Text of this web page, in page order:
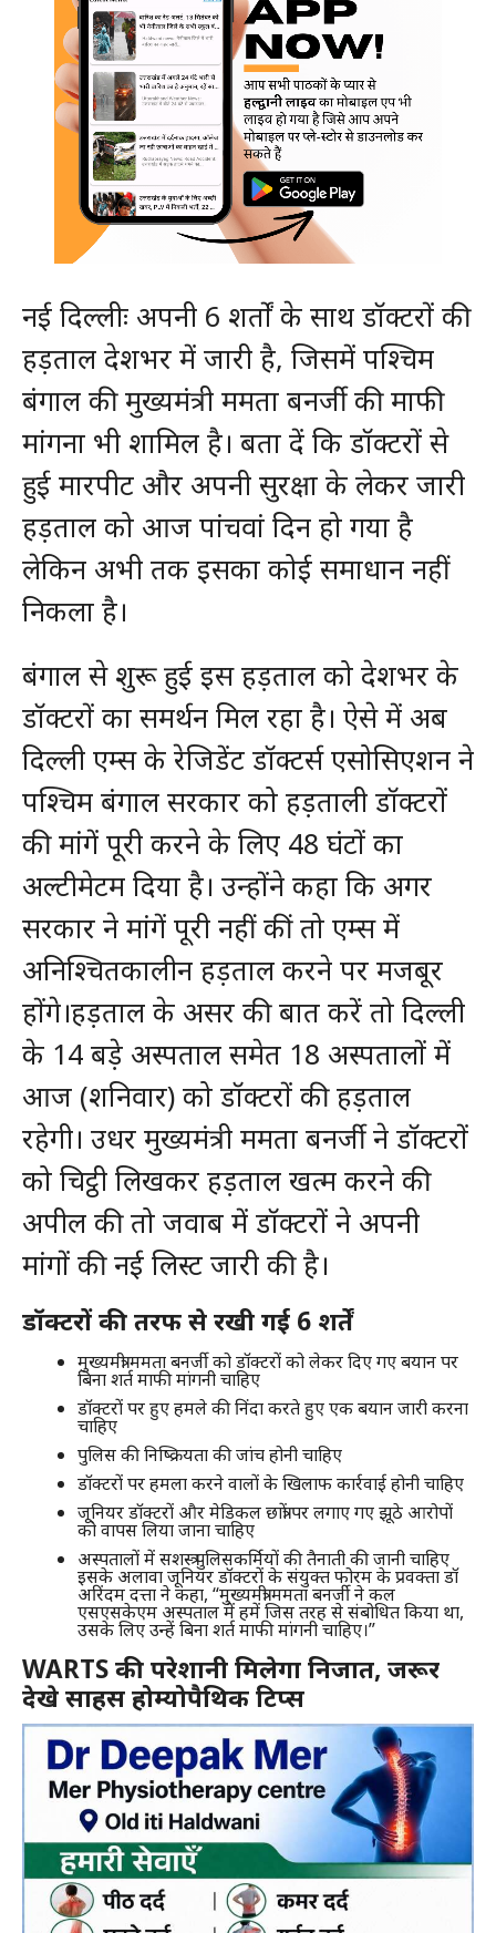
नई दिल्लीः अपनी 6 शर्तों के साथ डॉक्टरों की
हड़ताल देशभर में जारी है, जिसमें पश्चिम
बंगाल की मुख्यमंत्री ममता बनर्जी की माफी
मांगना भी शामिल है। बता दें कि डॉक्टरों से
हुई मारपीट और अपनी सुरक्षा के लेकर जारी
हड़ताल को आज पांचवां दिन हो गया है
लेकिन अभी तक इसका कोई समाधान नहीं
निकला है।
बंगाल से शुरू हुई इस हड़ताल को देशभर के
डॉक्टरों का समर्थन मिल रहा है। ऐसे में अब
दिल्ली एम्स के रेजिडेंट डॉक्टर्स एसोसिएशन ने
पश्चिम बंगाल सरकार को हड़ताली डॉक्टरों
की मांगें पूरी करने के लिए 48 घंटों का
अल्टीमेटम दिया है। उन्होंने कहा कि अगर
सरकार ने मांगें पूरी नहीं कीं तो एम्स में
अनिश्चितकालीन हड़ताल करने पर मजबूर
होंगे।हड़ताल के असर की बात करें तो दिल्ली
के 14 बड़े अस्पताल समेत 18 अस्पतालों में
आज (शनिवार) को डॉक्टरों की हड़ताल
रहेगी। उधर मुख्यमंत्री ममता बनर्जी ने डॉक्टरों
को चिट्ठी लिखकर हड़ताल खत्म करने की
अपील की तो जवाब में डॉक्टरों ने अपनी
मांगों की नई लिस्ट जारी की है।
डॉक्टरों की तरफ से रखी गई 6 शर्तें
मुख्यमंत्री ममता बनर्जी को डॉक्टरों को लेकर दिए गए बयान पर
बिना शर्त माफी मांगनी चाहिए
डॉक्टरों पर हुए हमले की निंदा करते हुए एक बयान जारी करना
चाहिए
पुलिस की निष्क्रियता की जांच होनी चाहिए
डॉक्टरों पर हमला करने वालों के खिलाफ कार्रवाई होनी चाहिए
जूनियर डॉक्टरों और मेडिकल छात्रों पर लगाए गए झूठे आरोपों
को वापस लिया जाना चाहिए
अस्पतालों में सशस्त्र पुलिसकर्मियों की तैनाती की जानी चाहिए
इसके अलावा जूनियर डॉक्टरों के संयुक्त फोरम के प्रवक्ता डॉ
अरिंदम दत्ता ने कहा, “मुख्यमंत्री ममता बनर्जी ने कल
एसएसकेएम अस्पताल में हमें जिस तरह से संबोधित किया था,
उसके लिए उन्हें बिना शर्त माफी मांगनी चाहिए।”
WARTS की परेशानी मिलेगा निजात, जरूर
देखे साहस होम्योपैथिक टिप्स